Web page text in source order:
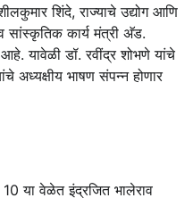
शिंदे, राज्याचे उद्योग आणि
सांस्कृतिक कार्य मंत्री अ‍ॅड.
यावेळी डॉ. रवींद्र शोभणे यांचे
अध्यक्षीय भाषण संपन्न होणार
या वेळेत इंद्रजित भालेराव